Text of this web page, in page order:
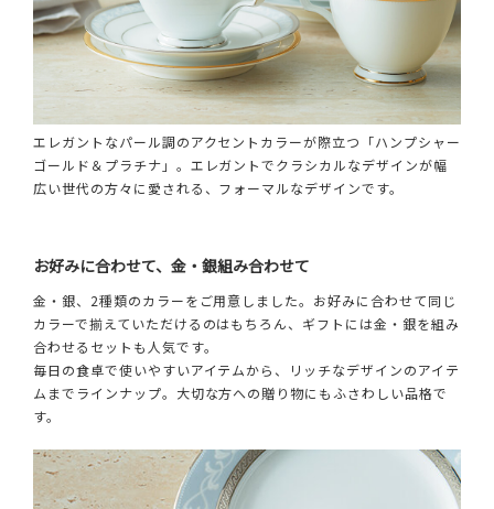
エレガントなパール調のアクセントカラーが際立つ「ハンプシャー
ゴールド＆プラチナ」。エレガントでクラシカルなデザインが幅
広い世代の方々に愛される、フォーマルなデザインです。
お好みに合わせて、金・銀組み合わせて
金・銀、2種類のカラーをご用意しました。お好みに合わせて同じ
カラーで揃えていただけるのはもちろん、ギフトには金・銀を組み
合わせるセットも人気です。
毎日の食卓で使いやすいアイテムから、リッチなデザインのアイテ
ムまでラインナップ。大切な方への贈り物にもふさわしい品格で
す。